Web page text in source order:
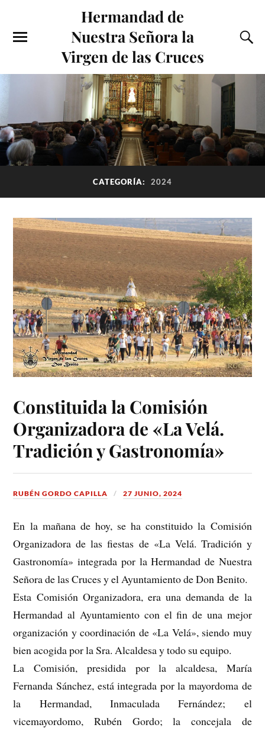
Hermandad de
Nuestra Señora la
Virgen de las Cruces
CATEGORÍA: 2024
Constituida la Comisión
Organizadora de «La Velá.
Tradición y Gastronomía»
RUBÉN GORDO CAPILLA 27 JUNIO, 2024
En la mañana de hoy, se ha constituido la Comisión
Organizadora de las fiestas de «La Velá. Tradición y
Gastronomía» integrada por la Hermandad de Nuestra
Señora de las Cruces y el Ayuntamiento de Don Benito.
Esta Comisión Organizadora, era una demanda de la
Hermandad al Ayuntamiento con el fin de una mejor
organización y coordinación de «La Velá», siendo muy
bien acogida por la Sra. Alcaldesa y todo su equipo.
La Comisión, presidida por la alcaldesa, María
Fernanda Sánchez, está integrada por la mayordoma de
la Hermandad, Inmaculada Fernández; el
vicemayordomo, Rubén Gordo; la concejala de